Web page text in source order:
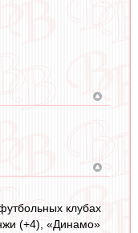
клубах
(+4), «Динамо»